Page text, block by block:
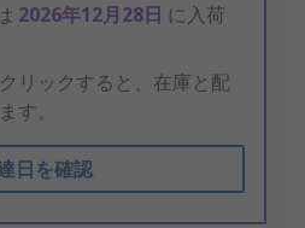
2026年12月28日 に入荷
リックすると、在庫と配
す。
日を確認